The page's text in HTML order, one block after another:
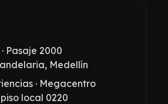
Pasaje 2000
Medellín
· Megacentro
local 0220